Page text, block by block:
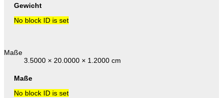
Gewicht
No block ID is set
Maße
3.5000 × 20.0000 × 1.2000 cm
Maße
No block ID is set